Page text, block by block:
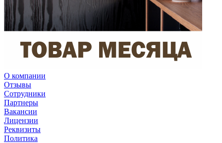
О компании
Отзывы
Сотрудники
Партнеры
Вакансии
Лицензии
Реквизиты
Политика